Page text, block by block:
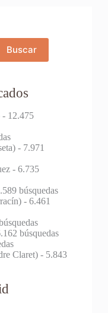
Buscar
- 12.475
- 7.971
- 6.735
búsquedas
- 6.461
búsquedas
Claret)- 5.843